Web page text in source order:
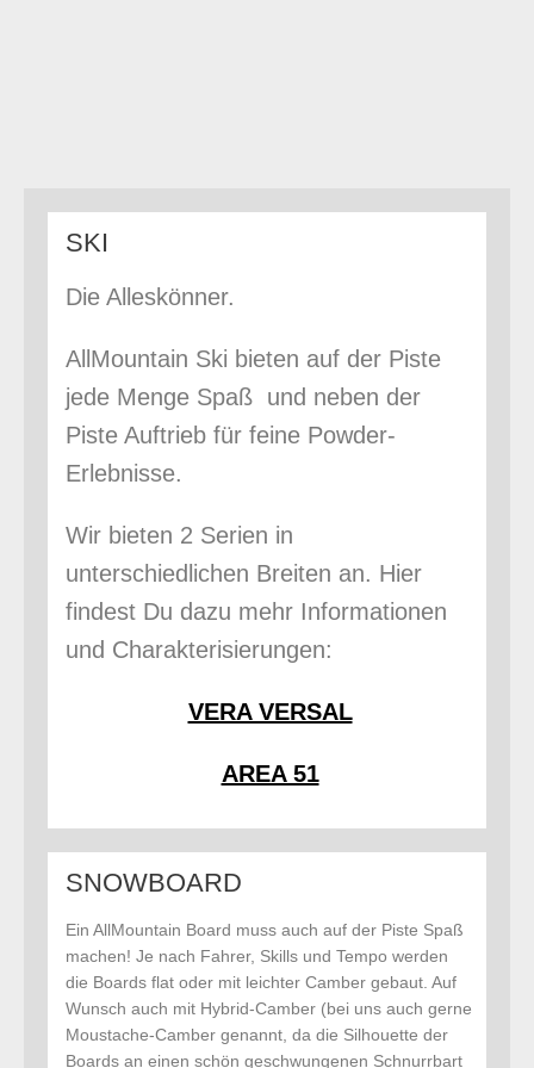
SKI
Die Alleskönner.
AllMountain Ski bieten auf der Piste
jede Menge Spaß und neben der
Piste Auftrieb für feine Powder-
Erlebnisse.
Wir bieten 2 Serien in
unterschiedlichen Breiten an. Hier
findest Du dazu mehr Informationen
und Charakterisierungen:
VERA VERSAL
AREA 51
SNOWBOARD
Ein AllMountain Board muss auch auf der Piste Spaß
machen! Je nach Fahrer, Skills und Tempo werden
die Boards flat oder mit leichter Camber gebaut. Auf
Wunsch auch mit Hybrid-Camber (bei uns auch gerne
Moustache-Camber genannt, da die Silhouette der
Boards an einen schön geschwungenen Schnurrbart